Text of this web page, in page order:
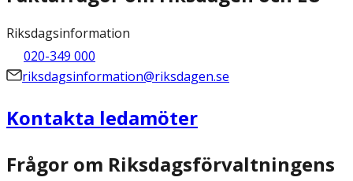
Riksdagsinformation
020-349 000
riksdagsinformation@riksdagen.se
Kontakta ledamöter
Frågor om Riksdagsförvaltningens